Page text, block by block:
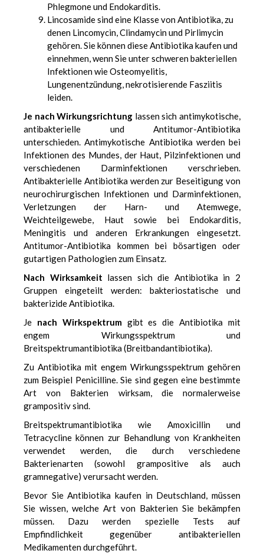
Phlegmone und Endokarditis.
Lincosamide sind eine Klasse von Antibiotika, zu
denen Lincomycin, Clindamycin und Pirlimycin
gehören. Sie können diese Antibiotika kaufen und
einnehmen, wenn Sie unter schweren bakteriellen
Infektionen wie Osteomyelitis,
Lungenentzündung, nekrotisierende Fasziitis
leiden.
Je nach Wirkungsrichtung lassen sich antimykotische,
antibakterielle und Antitumor-Antibiotika
unterschieden. Antimykotische Antibiotika werden bei
Infektionen des Mundes, der Haut, Pilzinfektionen und
verschiedenen Darminfektionen verschrieben.
Antibakterielle Antibiotika werden zur Beseitigung von
neurochirurgischen Infektionen und Darminfektionen,
Verletzungen der Harn- und Atemwege,
Weichteilgewebe, Haut sowie bei Endokarditis,
Meningitis und anderen Erkrankungen eingesetzt.
Antitumor-Antibiotika kommen bei bösartigen oder
gutartigen Pathologien zum Einsatz.
Nach Wirksamkeit lassen sich die Antibiotika in 2
Gruppen eingeteilt werden: bakteriostatische und
bakterizide Antibiotika.
Je nach Wirkspektrum gibt es die Antibiotika mit
engem Wirkungsspektrum und
Breitspektrumantibiotika (Breitbandantibiotika).
Zu Antibiotika mit engem Wirkungsspektrum gehören
zum Beispiel Penicilline. Sie sind gegen eine bestimmte
Art von Bakterien wirksam, die normalerweise
grampositiv sind.
Breitspektrumantibiotika wie Amoxicillin und
Tetracycline können zur Behandlung von Krankheiten
verwendet werden, die durch verschiedene
Bakterienarten (sowohl grampositive als auch
gramnegative) verursacht werden.
Bevor Sie Antibiotika kaufen in Deutschland, müssen
Sie wissen, welche Art von Bakterien Sie bekämpfen
müssen. Dazu werden spezielle Tests auf
Empfindlichkeit gegenüber antibakteriellen
Medikamenten durchgeführt.